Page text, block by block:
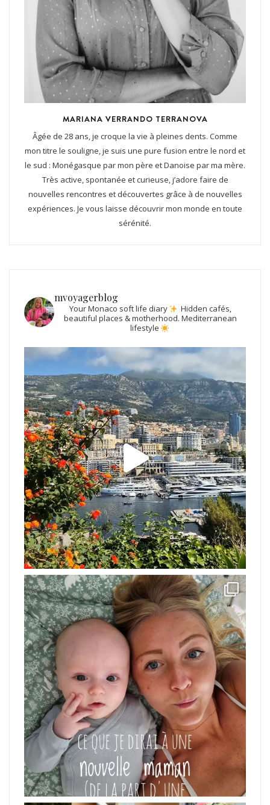
MARIANA VERRANDO TERRANOVA
Âgée de 28 ans, je croque la vie à pleines dents. Comme
mon titre le souligne, je suis une pure fusion entre le nord et
le sud : Monégasque par mon père et Danoise par ma mère.
Très active, spontanée et curieuse, j’adore faire de
nouvelles rencontres et découvertes grâce à de nouvelles
expériences. Je vous laisse découvrir mon monde en toute
sérénité.
mvoyagerblog
Your Monaco soft life diary
Hidden cafés,
beautiful places & motherhood. Mediterranean
lifestyle